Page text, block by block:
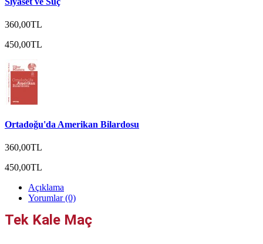
360,00TL
450,00TL
Ortadoğu'da Amerikan Bilardosu
360,00TL
450,00TL
Açıklama
Yorumlar (0)
Tek Kale Maç